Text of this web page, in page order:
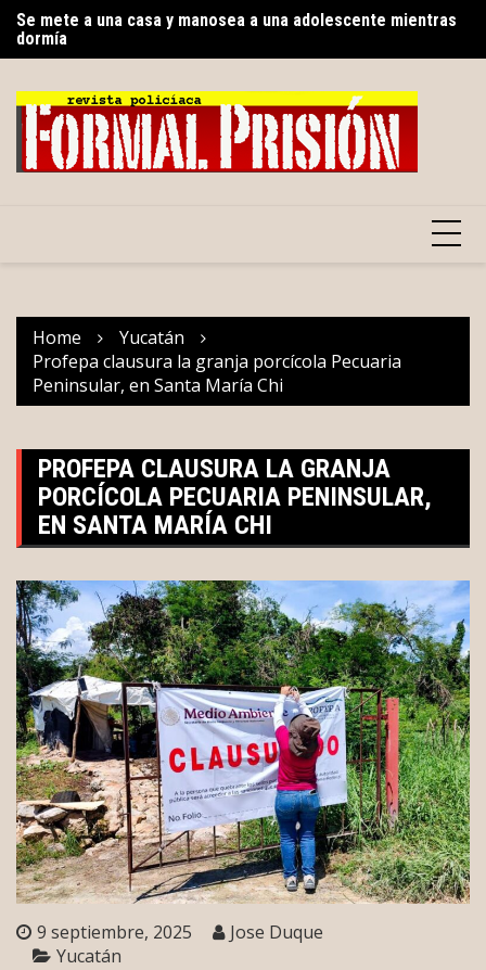
Skip
content
dormía
Reabren el Periférico de Merida
Home
Yucatán
Profepa clausura la granja porcícola Pecuaria
Peninsular, en Santa María Chi
PROFEPA CLAUSURA LA GRANJA
PORCÍCOLA PECUARIA PENINSULAR,
EN SANTA MARÍA CHI
9 septiembre, 2025
Jose Duque
Yucatán